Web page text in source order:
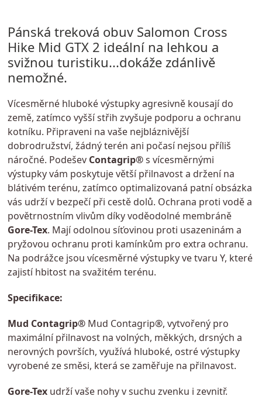
Pánská treková obuv Salomon Cross
Hike Mid GTX 2 ideální na lehkou a
svižnou turistiku...dokáže zdánlivě
nemožné.
Vícesměrné hluboké výstupky agresivně kousají do
země, zatímco vyšší střih zvyšuje podporu a ochranu
kotníku. Připraveni na vaše nejbláznivější
dobrodružství, žádný terén ani počasí nejsou příliš
náročné. Podešev Contagrip®s vícesměrnými
výstupky vám poskytuje větší přilnavost a držení na
blátivém terénu, zatímco optimalizovaná patní obsázka
vás udrží v bezpečí při cestě dolů. Ochrana proti vodě a
povětrnostním vlivům díky voděodolné membráně
Gore-Tex. Mají odolnou síťovinou proti usazeninám a
pryžovou ochranu proti kamínkům pro extra ochranu.
Na podrážce jsou vícesměrné výstupky ve tvaru Y, které
zajistí hbitost na svažitém terénu.
Specifikace:
Mud Contagrip®Mud Contagrip®, vytvořený pro
maximální přilnavost na volných, měkkých, drsných a
nerovných površích, využívá hluboké, ostré výstupky
vyrobené ze směsi, která se zaměřuje na přilnavost.
Gore-Texudrží vaše nohy v suchu zvenku i zevnitř.